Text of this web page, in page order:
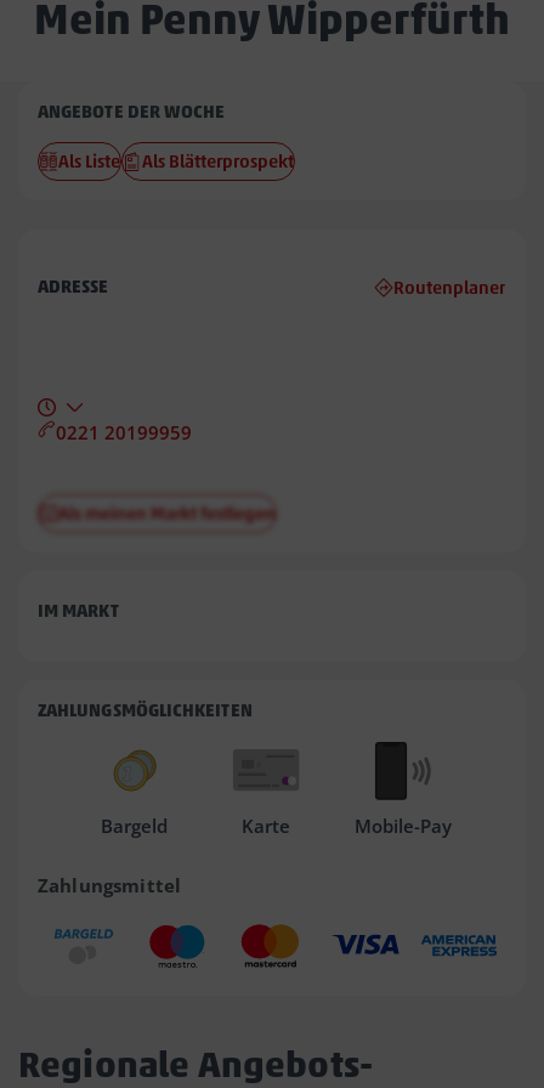
Mein Penny Wipperfürth
Penny
Wipperfürth
ANGEBOTE DER WOCHE
Als Liste Als Blätterprospekt
ADRESSE Routenplaner
0221 20199959
Als meinen Markt festlegen
IM MARKT
ZAHLUNGSMÖGLICHKEITEN
Bargeld Karte Mobile-Pay
Zahlungsmittel
Regionale Angebots-